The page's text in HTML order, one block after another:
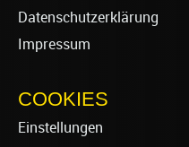
Datenschutzerklärung
Impressum
COOKIES
Einstellungen